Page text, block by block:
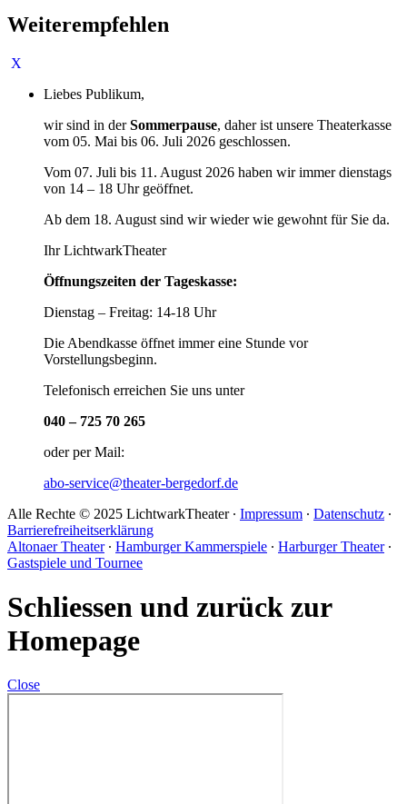
Weiterempfehlen
Liebes Publikum,
wir sind in derSommerpause, daher ist unsere Theaterkasse
vom 05. Mai bis 06. Juli 2026 geschlossen.
Vom 07. Juli bis 11. August 2026 haben wir immer dienstags
von 14 – 18 Uhr geöffnet.
Ab dem 18. August sind wir wieder wie gewohnt für Sie da.
Ihr LichtwarkTheater
Öffnungszeiten der Tageskasse:
Dienstag – Freitag: 14-18 Uhr
Die Abendkasse öffnet immer eine Stunde vor
Vorstellungsbeginn.
Telefonisch erreichen Sie uns unter
040 – 725 70 265
oder per Mail:
abo-service@theater-bergedorf.de
Alle Rechte © 2025 LichtwarkTheater ∙ Impressum ∙ Datenschutz ∙
Barrierefreiheitserklärung
Altonaer Theater∙ Hamburger Kammerspiele ∙ Harburger Theater∙
Gastspiele und Tournee
Schliessen und zurück zur
Homepage
Close